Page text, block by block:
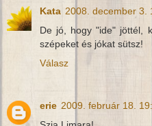
Kata 2008. december 3.
De jó, hogy "ide" jöttél,
szépeket és jókat sütsz!
Válasz
erie 2009. február 18.